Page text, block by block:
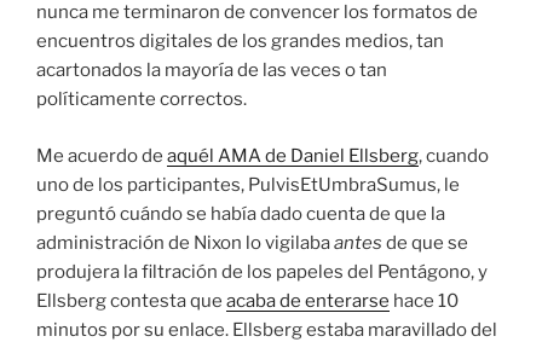
nunca me terminaron de convencer los formatos de
encuentros digitales de los grandes medios, tan
acartonados la mayoría de las veces o tan
políticamente correctos.
Me acuerdo de aquél AMA de Daniel Ellsberg, cuando
uno de los participantes, PulvisEtUmbraSumus, le
preguntó cuándo se había dado cuenta de que la
administración de Nixon lo vigilabaantes de que se
produjera la filtración de los papeles del Pentágono, y
Ellsberg contesta que acaba de enterarse hace 10
minutos por su enlace. Ellsberg estaba maravillado del